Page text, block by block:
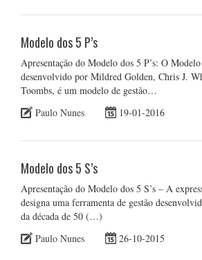
Modelo dos 5 P’s
Apresentação do Modelo dos 5 P’s: O Modelo
desenvolvido por Mildred Golden, Chris J.
Toombs, é um modelo de gestão…
Paulo Nunes
19-01-2016
Modelo dos 5 S’s
Apresentação do Modelo dos 5 S’s – A
designa uma ferramenta de gestão
da década de 50 (…)
Paulo Nunes
26-10-2015